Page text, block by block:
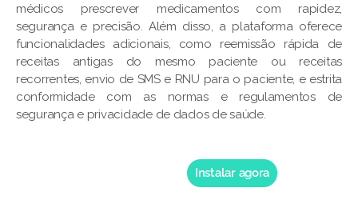
médicos prescrever medicamentos com rapidez,
segurança e precisão. Além disso, a plataforma oferece
funcionalidades adicionais, como reemissão rápida de
receitas antigas do mesmo paciente ou receitas
recorrentes, envio de SMS e RNU para o paciente, e estrita
conformidade com as normas e regulamentos de
segurança e privacidade de dados de saúde.
Instalar agora